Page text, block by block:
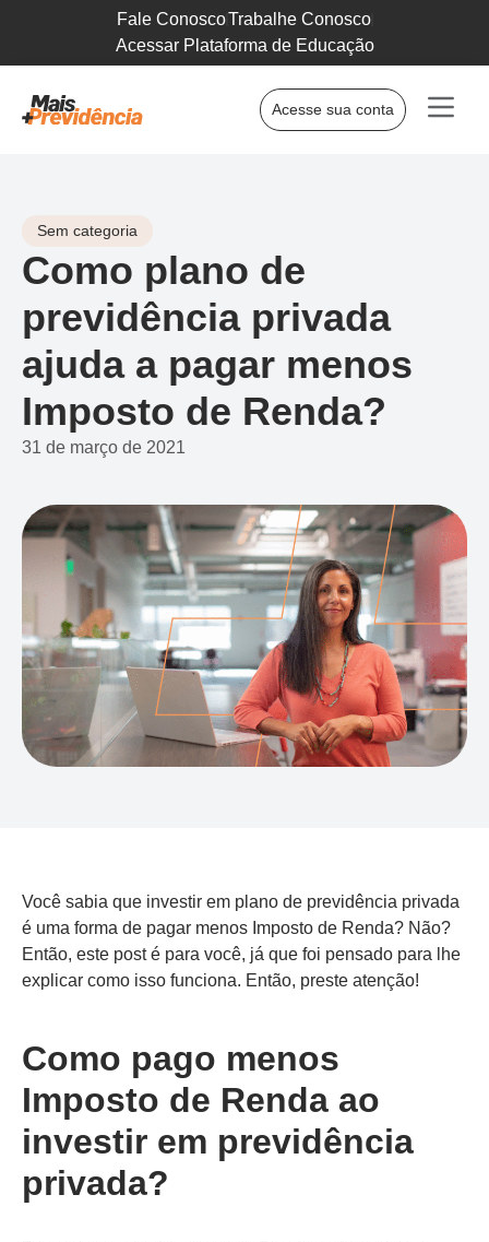
Fale ConoscoTrabalhe Conosco
Acessar Plataforma de Educação
Acesse sua conta
Sem categoria
Como plano de
previdência privada
ajuda a pagar menos
Imposto de Renda?
31 de março de 2021
Você sabia que investir em plano de previdência privada
é uma forma de pagar menos Imposto de Renda? Não?
Então, este post é para você, já que foi pensado para lhe
explicar como isso funciona. Então, preste atenção!
Como pago menos
Imposto de Renda ao
investir em previdência
privada?